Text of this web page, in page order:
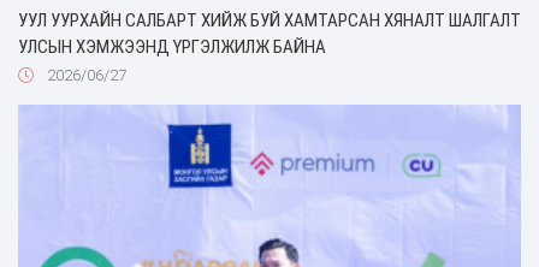
УУЛ УУРХАЙН САЛБАРТ ХИЙЖ БУЙ ХАМТАРСАН ХЯНАЛТ ШАЛГАЛТ
УЛСЫН ХЭМЖЭЭНД ҮРГЭЛЖИЛЖ БАЙНА
2026/06/27